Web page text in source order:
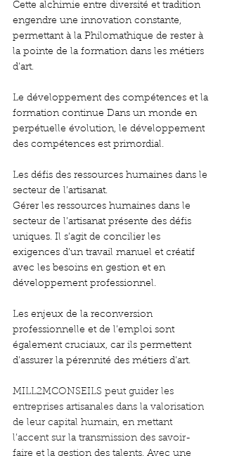
Cette alchimie entre diversité et tradition
engendre une innovation constante,
permettant à la Philomathique de rester à
la pointe de la formation dans les métiers
d’art.
Le développement des compétences et la
formation continue Dans un monde en
perpétuelle évolution, le développement
des compétences est primordial.
Les défis des ressources humaines dans le
secteur de l’artisanat.
Gérer les ressources humaines dans le
secteur de l’artisanat présente des défis
uniques. Il s’agit de concilier les
exigences d’un travail manuel et créatif
avec les besoins en gestion et en
développement professionnel.
Les enjeux de la reconversion
professionnelle et de l’emploi sont
également cruciaux, car ils permettent
d’assurer la pérennité des métiers d’art.
MILL2MCONSEILS peut guider les
entreprises artisanales dans la valorisation
de leur capital humain, en mettant
l’accent sur la transmission des savoir-
faire et la gestion des talents. Avec une